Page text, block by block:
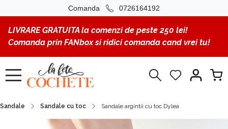
Comanda 0726164192
LIVRARE GRATUITA la comenzi de peste 250 lei!
Comanda prin FANbox si ridici comanda cand vrei tu!
Sandale Sandale cu toc Sandale argintii cu toc Dylea